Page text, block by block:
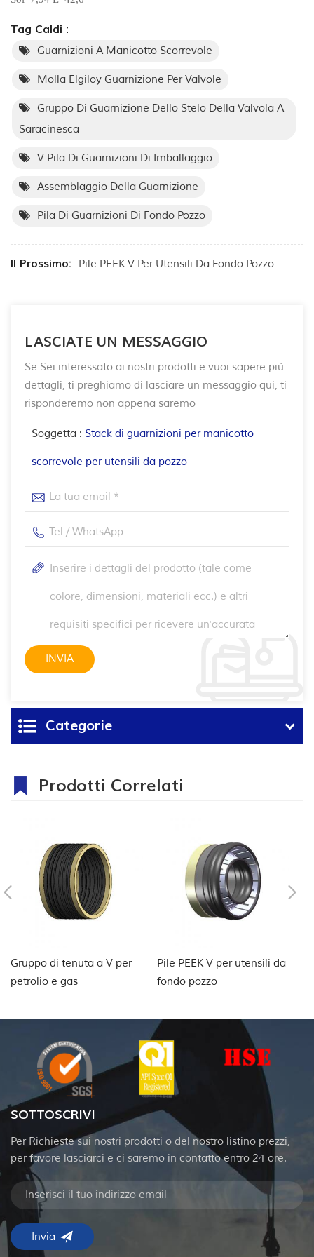
Tag Caldi :
Guarnizioni A Manicotto Scorrevole
Molla Elgiloy Guarnizione Per Valvole
Gruppo Di Guarnizione Dello Stelo Della Valvola A
Saracinesca
V Pila Di Guarnizioni Di Imballaggio
Assemblaggio Della Guarnizione
Pila Di Guarnizioni Di Fondo Pozzo
Il Prossimo: Pile PEEK V Per Utensili Da Fondo Pozzo
LASCIATE UN MESSAGGIO
Se Sei interessato ai nostri prodotti e vuoi sapere più
dettagli, ti preghiamo di lasciare un messaggio qui, ti
risponderemo non appena saremo
Soggetta : Stack di guarnizioni per manicotto
scorrevole per utensili da pozzo
Categorie
Prodotti Correlati
Gruppo di tenuta a V per
petrolio e gas
Pile PEEK V per utensili da
fondo pozzo
SOTTOSCRIVI
Per Richieste sui nostri prodotti o del nostro listino prezzi,
per favore lasciarci e ci saremo in contatto entro 24 ore.